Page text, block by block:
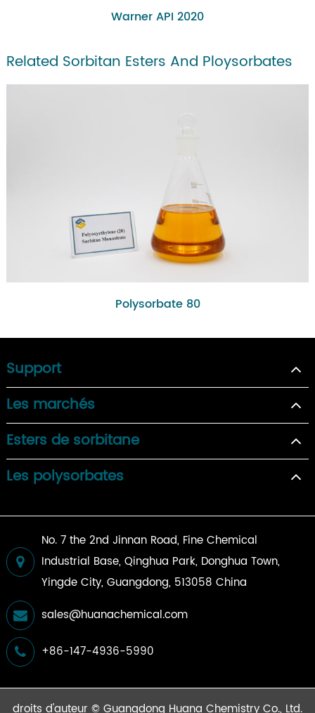
Warner API 2020
Related Sorbitan Esters And Ploysorbates
Polysorbate 80
Support
Les marchés
Esters de sorbitane
Les polysorbates
No. 7 the 2nd Jinnan Road, Fine Chemical
Industrial Base, Qinghua Park, Donghua Town,
Yingde City, Guangdong, 513058 China
sales@huanachemical.com
+86-147-4936-5990
droits d'auteur © Guangdong Huana Chemistry Co., Ltd.